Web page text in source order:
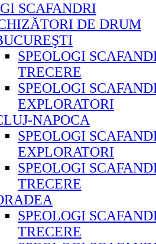
SCAFANDRI
DE DRUM
SPEOLOGI
TRECERE
SPEOLOGI
EXPLORATORI
NAPOCA
SPEOLOGI
EXPLORATORI
SPEOLOGI
TRECERE
SPEOLOGI
TRECERE